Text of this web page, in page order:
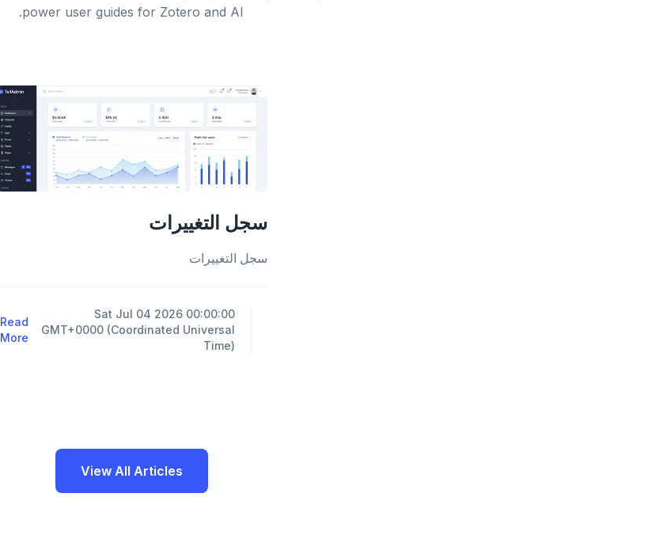
power user guides for Zotero and AI.
سجل التغييرات
سجل التغييرات
Sat Jul 04 2026 00:00:00
GMT+0000 (Coordinated Universal
Time)
Read
More
View All Articles